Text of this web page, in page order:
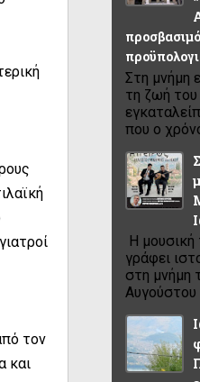
τον
και
Στη μνήμη
τη ζωή του
που ο
Η μουσική
γράφει
στη μνήμη
Αυγούστου